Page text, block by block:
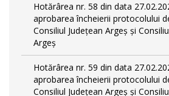
Hotărârea nr. 58 din data
aprobarea încheierii protocolului
Consiliul Județean Argeș și
Argeș
Hotărârea nr. 59 din data
aprobarea încheierii protocolului
Consiliul Județean Argeș și